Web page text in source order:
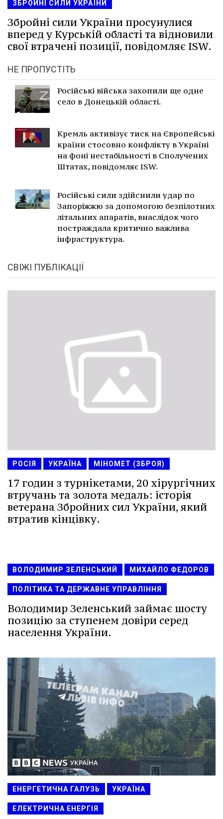
ЗБРОЙНІ СИЛИ УКРАЇНИ
Збройні сили України просунулися
вперед у Курській області та відновили
свої втрачені позиції, повідомляє ISW.
НЕ ПРОПУСТІТЬ
Російські війська захопили ще одне
село в Донецькій області.
Кремль активізує тиск на Європейські
країни стосовно конфлікту в Україні
на фоні нестабільності в Сполучених
Штатах, повідомляє ISW.
Російські сили здійснили удар по
Запоріжжю за допомогою безпілотних
літальних апаратів, внаслідок чого
постраждала критично важлива
інфраструктура.
СВІЖІ ПУБЛІКАЦІЇ
РОСІЯ УКРАЇНА МІНОМЕТ (ЗБРОЯ)
17 годин з турнікетами, 20 хірургічних
втручань та золота медаль: історія
ветерана Збройних сил України, який
втратив кінцівку.
ВОЛОДИМИР ЗЕЛЕНСЬКИЙ МИХАЙЛО ФЕДОРОВ
ПОЛІТИКА ТА ДЕРЖАВНЕ УПРАВЛІННЯ
Володимир Зеленський займає шосту
позицію за ступенем довіри серед
населення України.
ЕНЕРГЕТИЧНА ГАЛУЗЬ УКРАЇНА
ЕЛЕКТРИЧНА ЕНЕРГІЯ